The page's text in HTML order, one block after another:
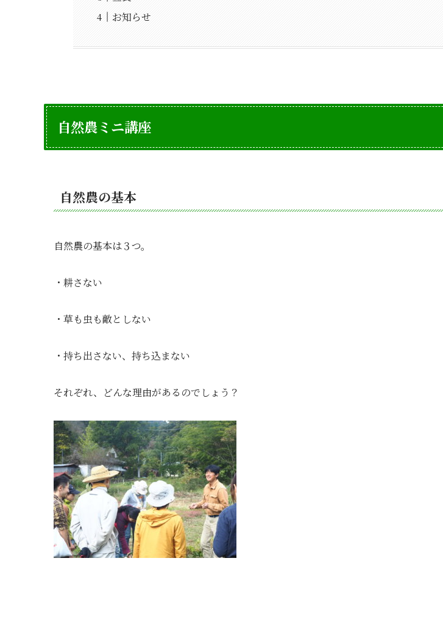
お知らせ
自然農ミニ講座
自然農の基本
自然農の基本は３つ。
・耕さない
・草も虫も敵としない
・持ち出さない、持ち込まない
それぞれ、どんな理由があるのでしょう？